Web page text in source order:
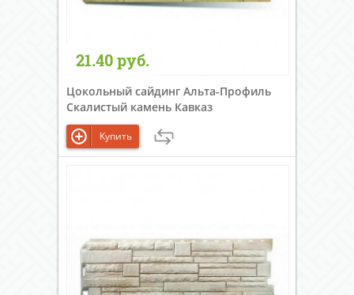
21.40 руб.
Цокольный сайдинг Альта-Профиль
Скалистый камень Кавказ
Купить